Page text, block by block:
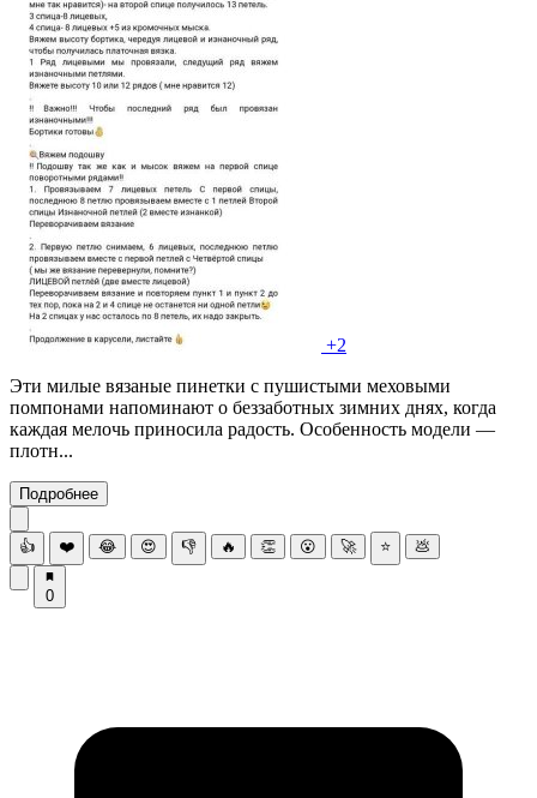
+2
Эти милые вязаные пинетки с пушистыми меховыми
помпонами напоминают о беззаботных зимних днях, когда
каждая мелочь приносила радость. Особенность модели —
плотн...
Подробнее
👍 ❤️ 😂 😍 👎 🔥 👏 😮 🚀 ⭐ 💩
0